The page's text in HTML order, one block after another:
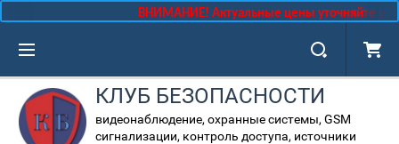
КЛУБ БЕЗОПАСНОСТИ
видеонаблюдение, охранные системы, GSM
сигнализации, контроль доступа, источники
ВНИМАНИЕ! Актуальные цены уточняйте у